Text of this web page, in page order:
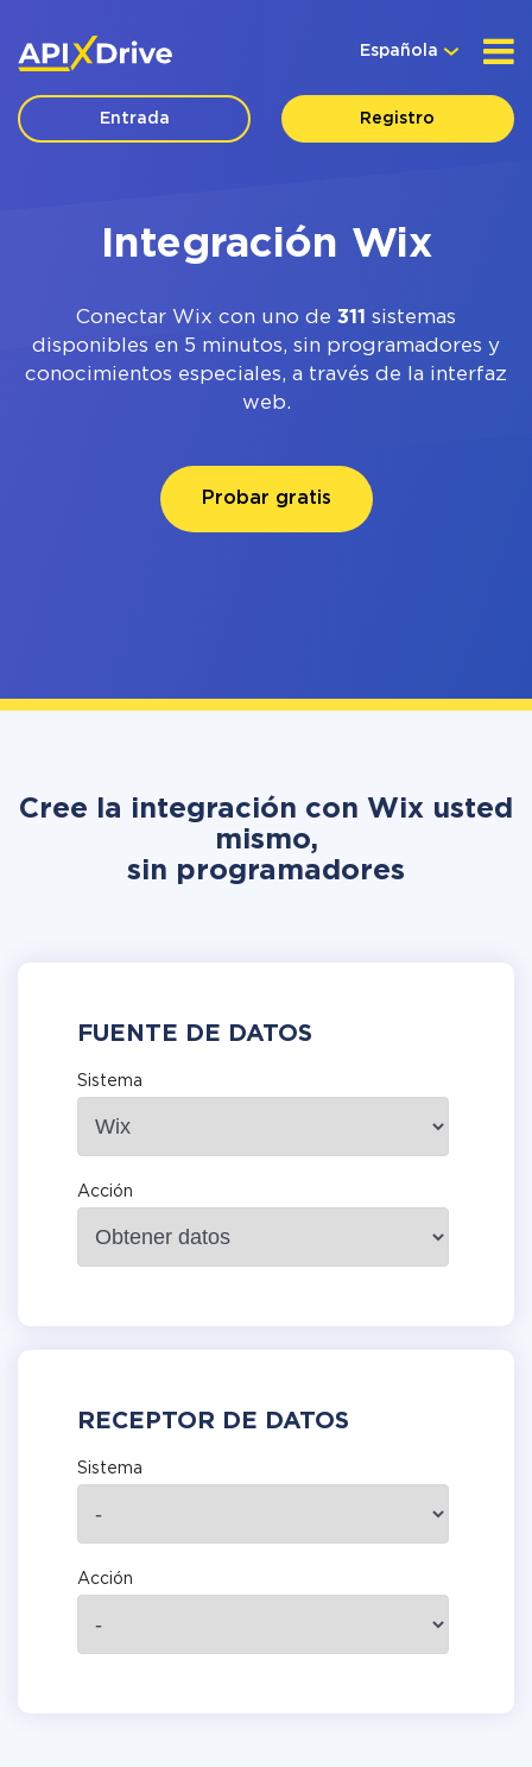
Española
Entrada Registro
Integración Wix
Conectar Wix con uno de 311 sistemas
disponibles en 5 minutos, sin programadores y
conocimientos especiales, a través de la interfaz
web.
Probar gratis
Cree la integración con Wix usted
mismo,
sin programadores
FUENTE DE DATOS
Sistema
Acción
RECEPTOR DE DATOS
Sistema
Acción